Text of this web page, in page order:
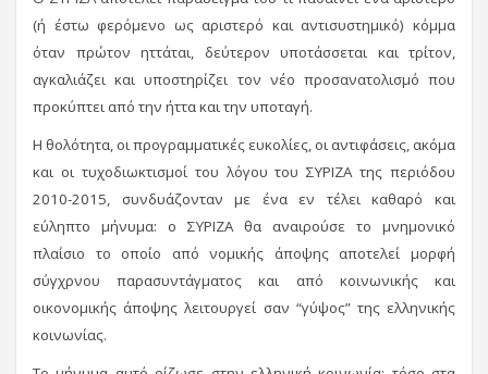
(ή έστω φερόμενο ως αριστερό και αντισυστημικό) κόμμα
όταν πρώτον ηττάται, δεύτερον υποτάσσεται και τρίτον,
αγκαλιάζει και υποστηρίζει τον νέο προσανατολισμό που
προκύπτει από την ήττα και την υποταγή.
Η θολότητα, οι προγραμματικές ευκολίες, οι αντιφάσεις, ακόμα
και οι τυχοδιωκτισμοί του λόγου του ΣΥΡΙΖΑ της περιόδου
2010-2015, συνδυάζονταν με ένα εν τέλει καθαρό και
εύληπτο μήνυμα: ο ΣΥΡΙΖΑ θα αναιρούσε το μνημονικό
πλαίσιο το οποίο από νομικής άποψης αποτελεί μορφή
σύγχρνου παρασυντάγματος και από κοινωνικής και
οικονομικής άποψης λειτουργεί σαν “γύψος” της ελληνικής
κοινωνίας.